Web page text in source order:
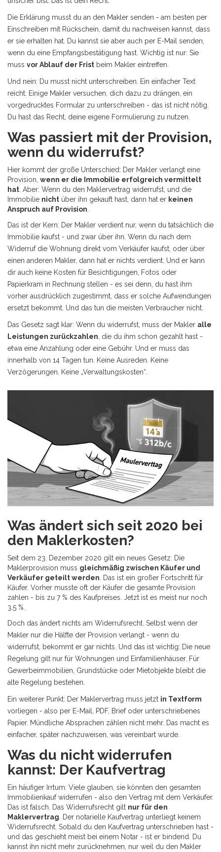
Die Erklärung musst du an den Makler senden - am besten per
Einschreiben mit Rückschein, damit du nachweisen kannst, dass
er sie erhalten hat. Du kannst sie aber auch per E-Mail senden,
wenn du eine Empfangsbestätigung hast. Wichtig ist nur: Sie
muss vor Ablauf der Frist beim Makler eintreffen.
Und nein: Du musst nicht unterschreiben. Ein einfacher Text
reicht. Einige Makler versuchen, dich dazu zu drängen, ein
vorgedrucktes Formular zu unterschreiben - das ist nicht nötig.
Du hast das Recht, deine eigene Formulierung zu nutzen.
Was passiert mit der Provision,
wenn du widerrufst?
Hier kommt der große Unterschied: Der Makler verlangt eine
Provision, wenn er die Immobilie erfolgreich vermittelt
hat . Aber: Wenn du den Maklervertrag widerrufst, und die
Immobilie nicht über ihn gekauft hast, dann hat er keinen
Anspruch auf Provision
Das ist der Kern: Der Makler verdient nur, wenn du tatsächlich die
Immobilie kaufst - und zwar über ihn. Wenn du nach dem
Widerruf die Wohnung direkt vom Verkäufer kaufst, oder über
einen anderen Makler, dann hat er nichts verdient. Und er kann
dir auch keine Kosten für Besichtigungen, Fotos oder
Papierkram in Rechnung stellen - es sei denn, du hast ihm
vorher ausdrücklich zugestimmt, dass er solche Aufwendungen
ersetzt bekommt. Und das tun die meisten Verbraucher nicht.
Das Gesetz sagt klar: Wenn du widerrufst, muss der Makler alle
Leistungen zurückzahlen , die du ihm schon gezahlt hast -
etwa eine Anzahlung oder eine Gebühr. Und er muss das
innerhalb von 14 Tagen tun. Keine Ausreden. Keine
Verzögerungen. Keine „Verwaltungskosten“.
Was ändert sich seit 2020 bei
den Maklerkosten?
Seit dem 23. Dezember 2020 gilt ein neues Gesetz: Die
Maklerprovision muss gleichmäßig zwischen Käufer und
Verkäufer geteilt werden . Das ist ein großer Fortschritt für
Käufer. Vorher musste oft der Käufer die gesamte Provision
zahlen - bis zu 7 % des Kaufpreises. Jetzt ist es meist nur noch
3,5 %.
Doch das ändert nichts am Widerrufsrecht. Selbst wenn der
Makler nur die Hälfte der Provision verlangt - wenn du
widerrufst, bekommt er gar nichts. Und das ist wichtig: Die neue
Regelung gilt nur für Wohnungen und Einfamilienhäuser. Für
Gewerbeimmobilien, Grundstücke oder Mietobjekte bleibt die
alte Regelung bestehen.
Ein weiterer Punkt: Der Maklervertrag muss jetzt in Textform
vorliegen - also per E-Mail, PDF, Brief oder unterschriebenes
Papier. Mündliche Absprachen zählen nicht mehr. Das macht es
einfacher, später nachzuweisen, was vereinbart wurde.
Was du nicht widerrufen
kannst: Der Kaufvertrag
Ein häufiger Irrtum: Viele glauben, sie könnten den gesamten
Immobilienkauf widerrufen - also den Vertrag mit dem Verkäufer.
Das ist falsch. Das Widerrufsrecht gilt nur für den
Maklervertrag . Der notarielle Kaufvertrag unterliegt keinem
Widerrufsrecht. Sobald du den Kaufvertrag unterschrieben hast -
und das geschieht meist bei einem Notar - ist er bindend. Du
kannst ihn nicht mehr zurücknehmen, nur weil du den Makler